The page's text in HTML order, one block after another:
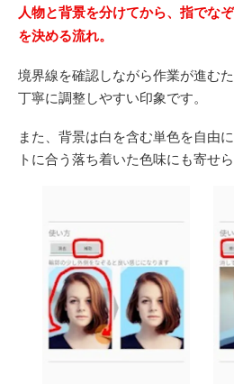
人物と背景を分けてから、指でな
を決める流れ。
境界線を確認しながら作業が進む
丁寧に調整しやすい印象です。
また、背景は白を含む単色を自由
トに合う落ち着いた色味にも寄せら